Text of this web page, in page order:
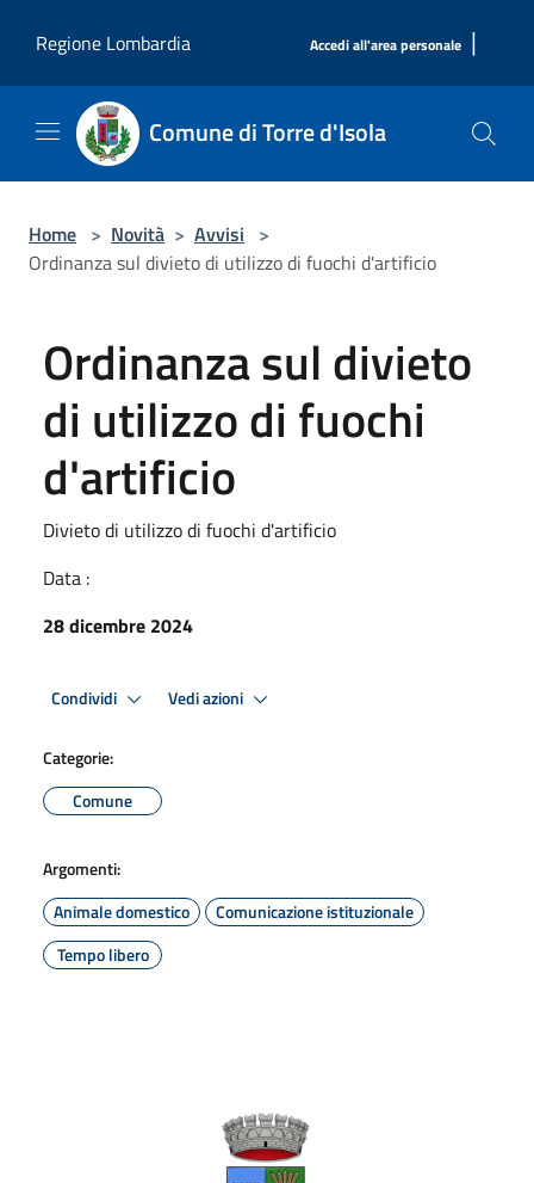
Regione Lombardia
Accedi all'area personale |
Comune di Torre d'Isola
Home > Novità > Avvisi >
Ordinanza sul divieto di utilizzo di fuochi d'artificio
Ordinanza sul divieto
di utilizzo di fuochi
d'artificio
Divieto di utilizzo di fuochi d'artificio
Data :
28 dicembre 2024
Condividi Vedi azioni
Categorie:
Comune
Argomenti:
Animale domestico
Comunicazione istituzionale
Tempo libero